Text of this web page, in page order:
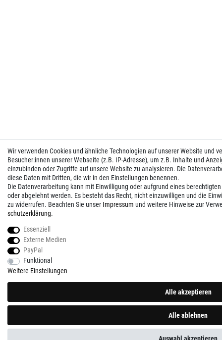
Wir verwenden Cookies und ähnliche Technologien auf unserer Website und
Besucher:innen unserer Webseite (z.B. IP-Adresse), um z.B. Inhalte und
einzubinden oder Zugriffe auf unsere Website zu analysieren. Die
diese Daten mit Dritten, die wir in den Einstellungen benennen.
Die Datenverarbeitung kann mit Einwilligung oder aufgrund eines
oder abgelehnt werden. Es besteht das Recht, nicht einzuwilligen und die
zu widerrufen. Beachten Sie unser Impressum und weitere Hinweise zur
schutz­erklärung.
Essenziell
Externe Medien
PayPal
Funktional
Weitere Einstellungen
Alle akzeptieren
Alle ablehnen
Auswahl akzeptieren